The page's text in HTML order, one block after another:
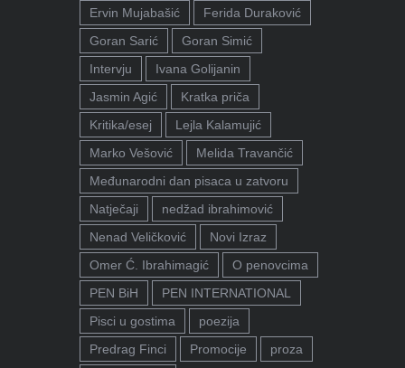
Ervin Mujabašić
Ferida Duraković
Goran Sarić
Goran Simić
Intervju
Ivana Golijanin
Jasmin Agić
Kratka priča
Kritika/esej
Lejla Kalamujić
Marko Vešović
Melida Travančić
Međunarodni dan pisaca u zatvoru
Natječaji
nedžad ibrahimović
Nenad Veličković
Novi Izraz
Omer Ć. Ibrahimagić
O penovcima
PEN BiH
PEN INTERNATIONAL
Pisci u gostima
poezija
Predrag Finci
Promocije
proza